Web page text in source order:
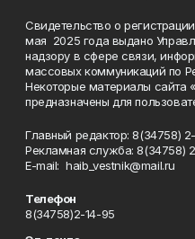
Свидетельство о
мая 2025 года выдано
надзору в сфере связи,
массовых коммуникаций по
Некоторые материалы сайта
предназначены для
Главный редактор: 8(34758)
Рекламная служба: 8(34758)
Е-mаil: haib_vestnik@mail.ru
Телефон
8(34758)2-14-95